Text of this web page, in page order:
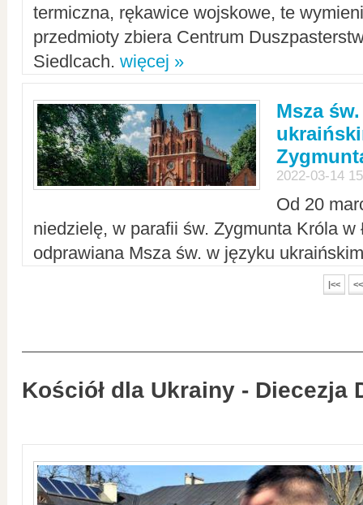
termiczna, rękawice wojskowe, te
przedmioty zbiera Centrum
Siedlcach. więcej »
Msza
2022-03-14
Od 20
niedzielę, w parafii św. Zygmunta Króla w
odprawiana Msza św. w języku
|<< <<
Kościół dla Ukrainy - Diecezja